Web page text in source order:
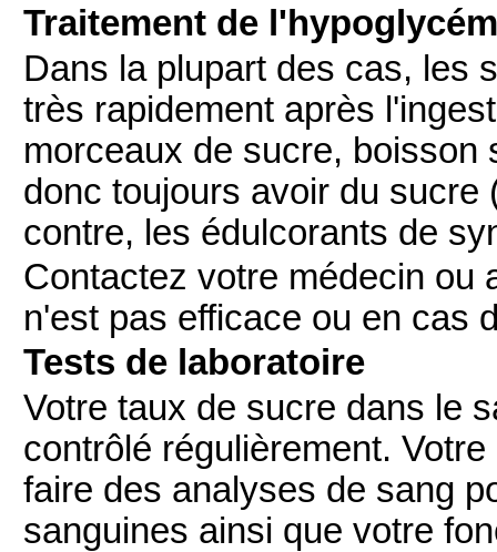
Traitement de
Dans la plupart des cas, les
très rapidement après
morceaux de sucre, boisson
donc toujours avoir du
contre, les édulcorants de
Contactez votre médecin ou
n'est pas efficace ou en cas
Tests de laboratoire
Votre taux de sucre dans le
contrôlé régulièrement.
faire des analyses de sang
sanguines ainsi que votre